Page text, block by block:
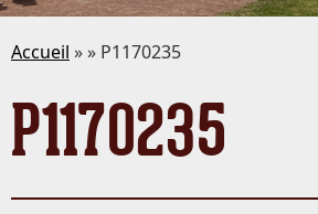
Accueil » » P1170235
P1170235